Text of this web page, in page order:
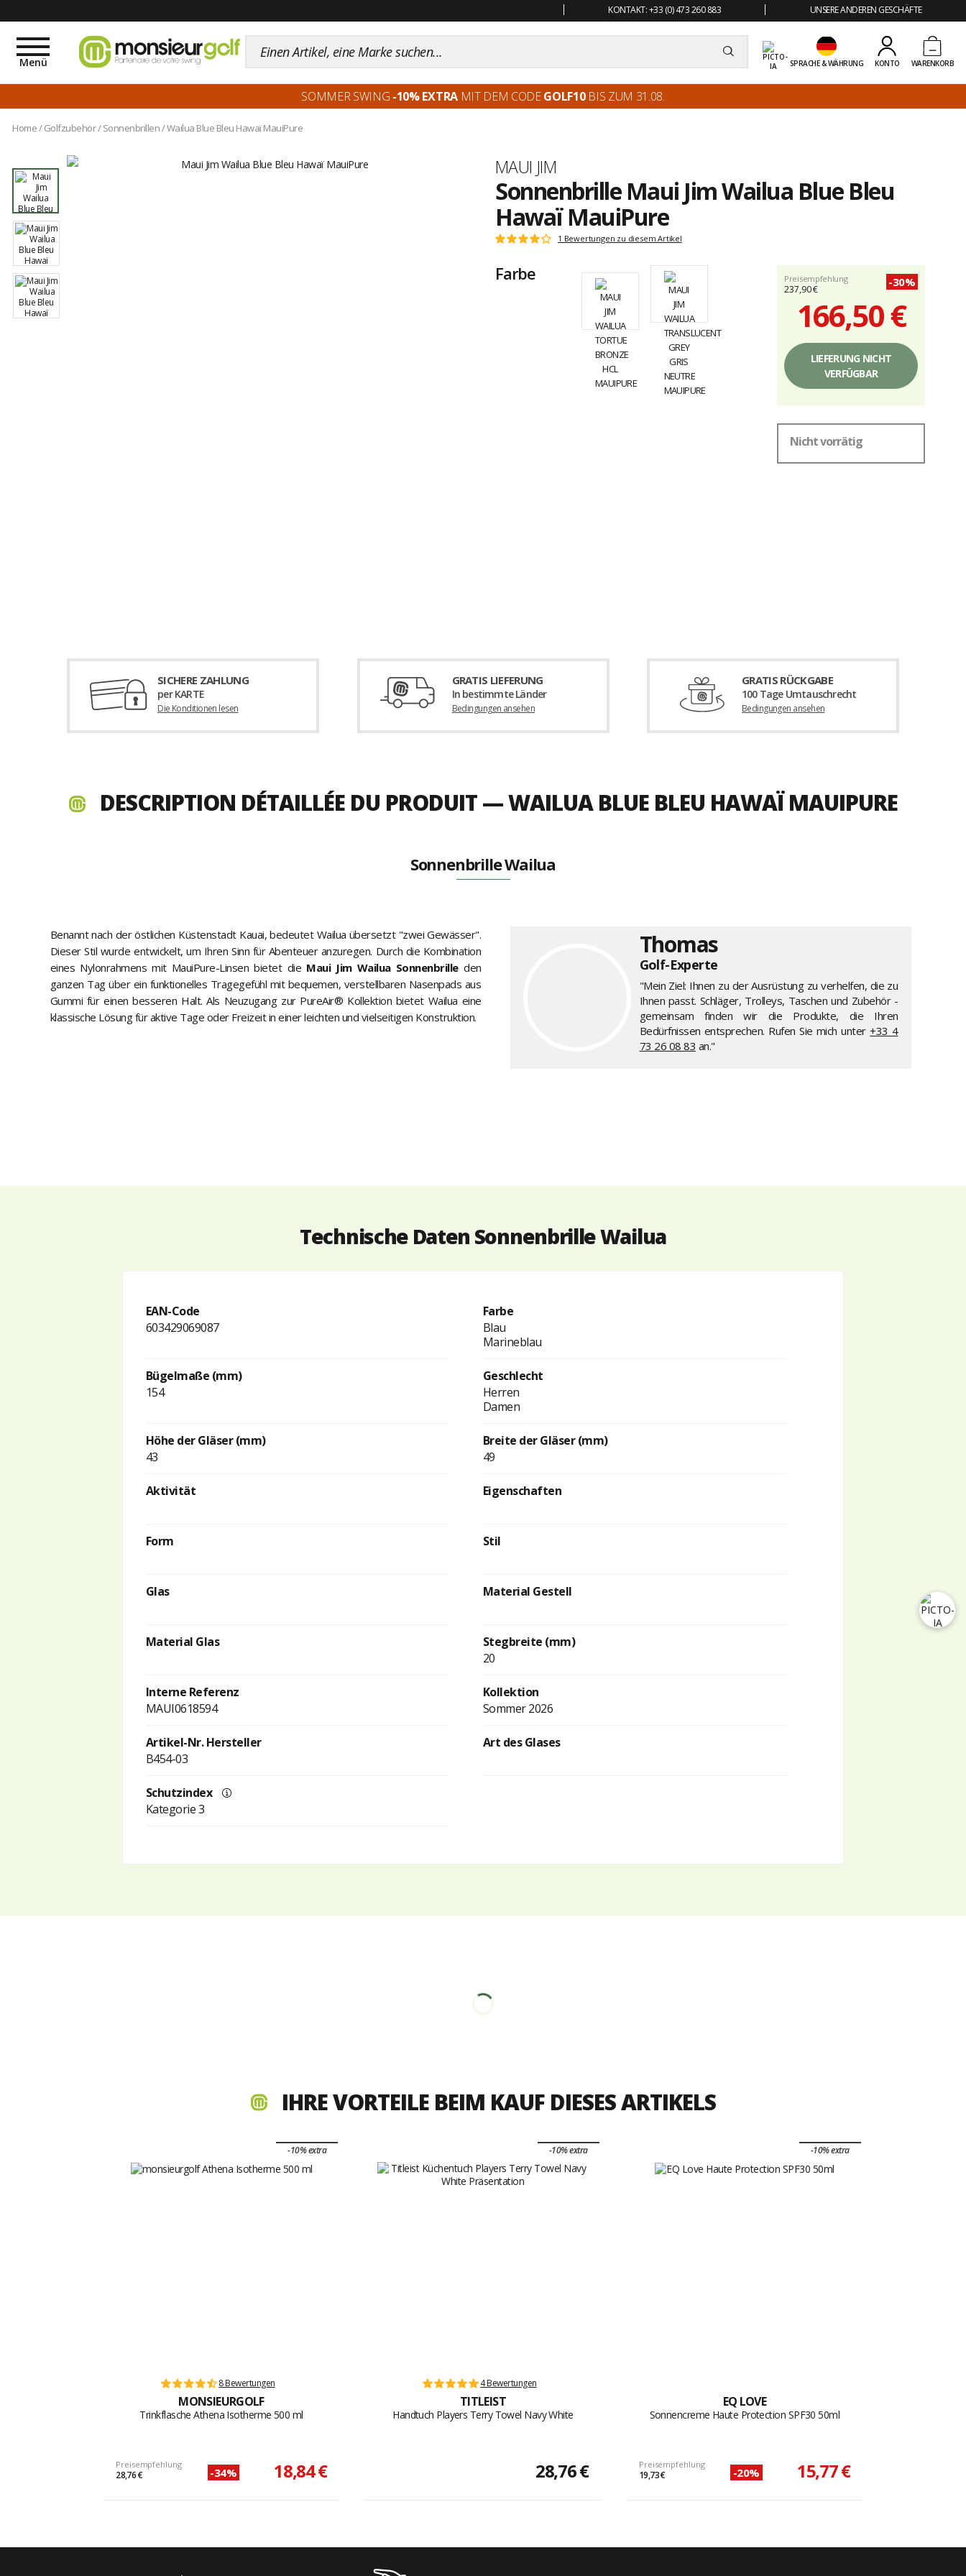
KONTAKT: +33 (0) 473 260 883 UNSERE ANDEREN GESCHÄFTE
SPRACHE & WÄHRUNG KONTO WARENKORB
Toggle
navigation
Menü
SOMMER SWING -10% EXTRAMIT DEM CODEGOLF10BIS ZUM 31.08.
Home/ Golfzubehör/Sonnenbrillen/Wailua Blue Bleu Hawaï MauiPure
Marke
MAUI JIM
Sonnenbrille Maui Jim Wailua Blue Bleu
Hawaï MauiPure
Kundenbewertungen
Note:
von
5
1 Bewertungen zu diesem Artikel
Farbe Preisempfehlung
237,90 €
-30%
166,50 €
Einzelpreis,
ohne
Gebühren
LIEFERUNG NICHT
VERFÜGBAR
Nicht vorrätig
SICHERE ZAHLUNG
per KARTE
Die Konditionen lesen
GRATIS LIEFERUNG
In bestimmte Länder
Bedingungen ansehen
GRATIS RÜCKGABE
100 Tage Umtauschrecht
Bedingungen ansehen
DESCRIPTION DÉTAILLÉE DU PRODUIT — WAILUA BLUE BLEU HAWAÏ MAUIPURE
Sonnenbrille Wailua
Benannt nach der östlichen Küstenstadt Kauai, bedeutet Wailua übersetzt "zwei Gewässer".
Dieser Stil wurde entwickelt, um Ihren Sinn für Abenteuer anzuregen. Durch die Kombination
eines Nylonrahmens mit MauiPure-Linsen bietet die Maui Jim Wailua Sonnenbrilleden
ganzen Tag über ein funktionelles Tragegefühl mit bequemen, verstellbaren Nasenpads aus
Gummi für einen besseren Halt. Als Neuzugang zur PureAir® Kollektion bietet Wailua eine
klassische Lösung für aktive Tage oder Freizeit in einer leichten und vielseitigen Konstruktion.
Thomas
Golf-Experte
"Mein Ziel: Ihnen zu der Ausrüstung zu verhelfen, die zu
Ihnen passt. Schläger, Trolleys, Taschen und Zubehör -
gemeinsam finden wir die Produkte, die Ihren
Bedürfnissen entsprechen. Rufen Sie mich unter+33 4
73 26 08 83 an."
Technische Daten Sonnenbrille Wailua
EAN-Code
603429069087
Farbe
Blau
Marineblau
Bügelmaße (mm)
154
Geschlecht
Herren
Damen
Höhe der Gläser (mm)
43
Breite der Gläser (mm)
49
Aktivität Eigenschaften
Form Stil
Glas Material Gestell
Material Glas
Stegbreite (mm)
20
Interne Referenz
MAUI0618594
Kollektion
Sommer 2026
Artikel-Nr. Hersteller
B454-03
Art des Glases
Schutzindex
Kategorie 3
IHRE VORTEILE BEIM KAUF DIESES ARTIKELS
-10% extra
8 Bewertungen
MONSIEURGOLF
Trinkflasche Athena Isotherme 500 ml
Preisempfehlung
28,76 € -34% 18,84 €
-10% extra
4 Bewertungen
TITLEIST
Handtuch Players Terry Towel Navy White
28,76 €
-10% extra
EQ LOVE
Sonnencreme Haute Protection SPF30 50ml
Preisempfehlung
19,73 € -20% 15,77 €